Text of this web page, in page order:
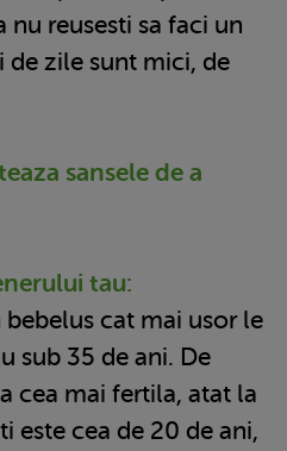
nu reusesti sa faci un
zile sunt mici, de
sansele de a
tau:
bebelus cat mai usor le
sub 35 de ani. De
cea mai fertila, atat la
este cea de 20 de ani,